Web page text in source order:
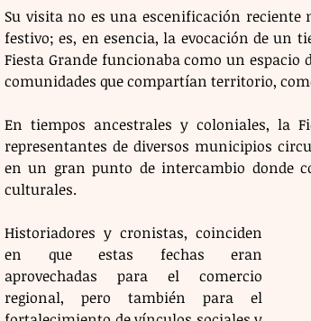
Su visita no es una escenificación
festivo; es, en esencia, la evocación de un
Fiesta Grande funcionaba como un
comunidades que compartían territorio,
En tiempos ancestrales y coloniales, la
representantes de diversos municipios
en un gran punto de intercambio donde
culturales.
Historiadores y cronistas, coinciden
en que estas fechas eran
aprovechadas para el comercio
regional, pero también para el